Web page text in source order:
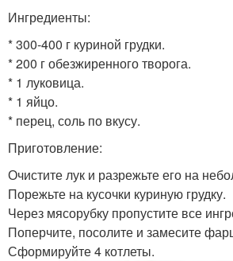
Ингредиенты:
* 300-400 г куриной грудки.
* 200 г обезжиренного творога.
* 1 луковица.
* 1 яйцо.
* перец, соль по вкусу.
Приготовление:
Очистите лук и разрежьте его на
Порежьте на кусочки куриную грудку.
Через мясорубку пропустите все
Поперчите, посолите и замесите
Сформируйте 4 котлеты.